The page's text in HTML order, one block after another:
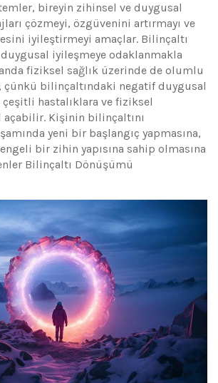
bireyin zihinsel ve duygusal
çözmeyi, özgüvenini artırmayı ve
iyileştirmeyi amaçlar. Bilinçaltı
iyileşmeye odaklanmakla
fiziksel sağlık üzerinde de olumlu
bilinçaltındaki negatif duygusal
çeşitli hastalıklara ve fiziksel
açabilir. Kişinin bilinçaltını
yeni bir başlangıç yapmasına,
bir zihin yapısına sahip olmasına
Bilinçaltı Dönüşümü